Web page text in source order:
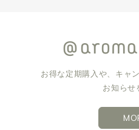
お得な定期購入や、キャ
お知らせ